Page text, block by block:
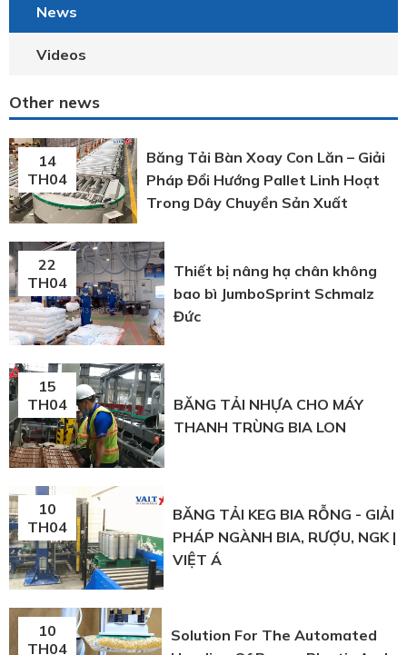
News
Videos
Other news
14
TH04
Băng Tải Bàn Xoay Con Lăn – Giải
Pháp Đổi Hướng Pallet Linh Hoạt
Trong Dây Chuyền Sản Xuất
22
TH04
Thiết bị nâng hạ chân không
bao bì JumboSprint Schmalz
Đức
15
TH04
BĂNG TẢI NHỰA CHO MÁY
THANH TRÙNG BIA LON
10
TH04
BĂNG TẢI KEG BIA RỖNG - GIẢI
PHÁP NGÀNH BIA, RƯỢU, NGK |
VIỆT Á
10
TH04
Solution For The Automated